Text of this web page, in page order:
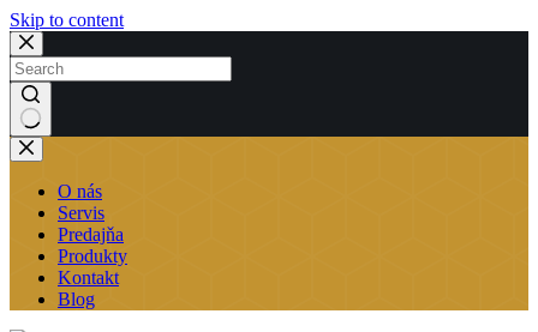
Skip to content
No
results
O nás
Servis
Predajňa
Produkty
Kontakt
Blog